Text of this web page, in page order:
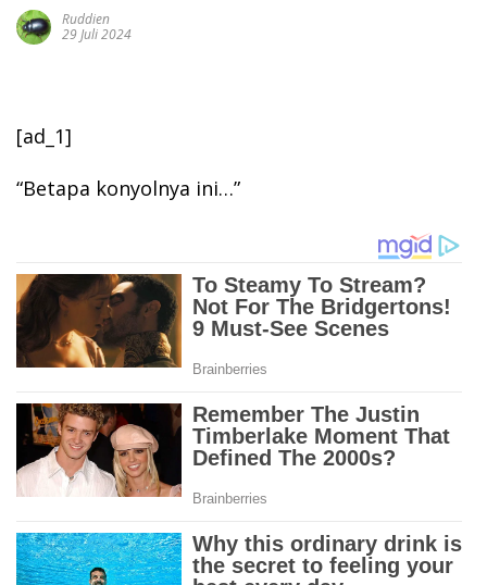
Ruddien
29 Juli 2024
[ad_1]
“Betapa konyolnya ini…”